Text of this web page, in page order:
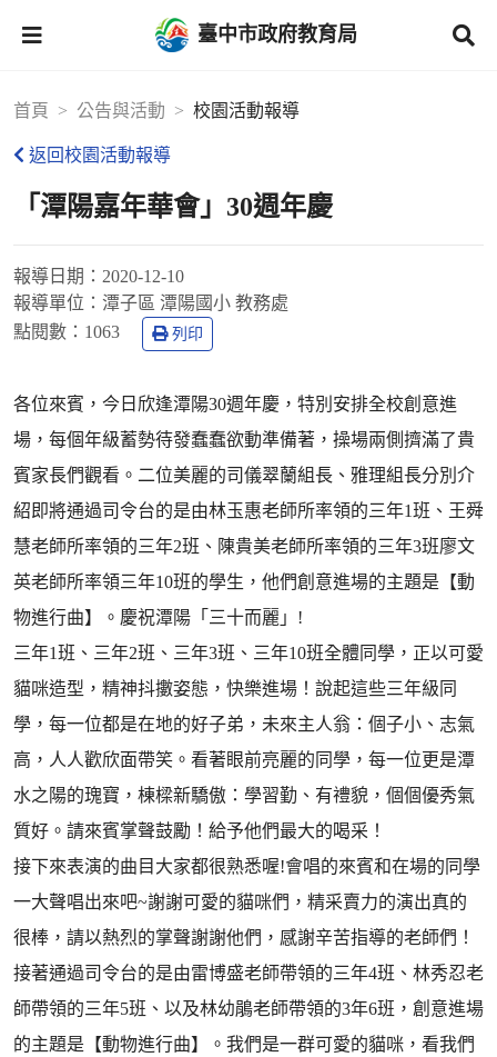
臺中市政府教育局
首頁 公告與活動 校園活動報導
返回校園活動報導
「潭陽嘉年華會」30週年慶
報導日期： 2020-12-10
報導單位： 潭子區 潭陽國小 教務處
點閱數： 1063 列印
各位來賓，今日欣逢潭陽30週年慶，特別安排全校創意進
場，每個年級蓄勢待發蠢蠢欲動準備著，操場兩側擠滿了貴
賓家長們觀看。二位美麗的司儀翠蘭組長、雅理組長分別介
紹即將通過司令台的是由林玉惠老師所率領的三年1班、王舜
慧老師所率領的三年2班、陳貴美老師所率領的三年3班廖文
英老師所率領三年10班的學生，他們創意進場的主題是【動
物進行曲】。慶祝潭陽「三十而麗」!
三年1班、三年2班、三年3班、三年10班全體同學，正以可愛
貓咪造型，精神抖擻姿態，快樂進場！說起這些三年級同
學，每一位都是在地的好子弟，未來主人翁：個子小、志氣
高，人人歡欣面帶笑。看著眼前亮麗的同學，每一位更是潭
水之陽的瑰寶，棟樑新驕傲：學習勤、有禮貌，個個優秀氣
質好。請來賓掌聲鼓勵！給予他們最大的喝采！
接下來表演的曲目大家都很熟悉喔!會唱的來賓和在場的同學
一大聲唱出來吧~謝謝可愛的貓咪們，精采賣力的演出真的
很棒，請以熱烈的掌聲謝謝他們，感謝辛苦指導的老師們！
接著通過司令台的是由雷博盛老師帶領的三年4班、林秀忍老
師帶領的三年5班、以及林幼鵑老師帶領的3年6班，創意進場
的主題是【動物進行曲】。我們是一群可愛的貓咪，看我們